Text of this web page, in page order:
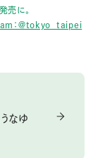
売に。
：＠tokyo_taipei
なゆ